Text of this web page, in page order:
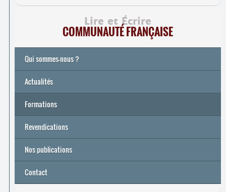
Lire et Écrire
COMMUNAUTÉ FRANÇAISE
Qui sommes-nous ?
Actualités
Formations
Archives
Université de printemps 2026
Revendications
Nos publications
Contact